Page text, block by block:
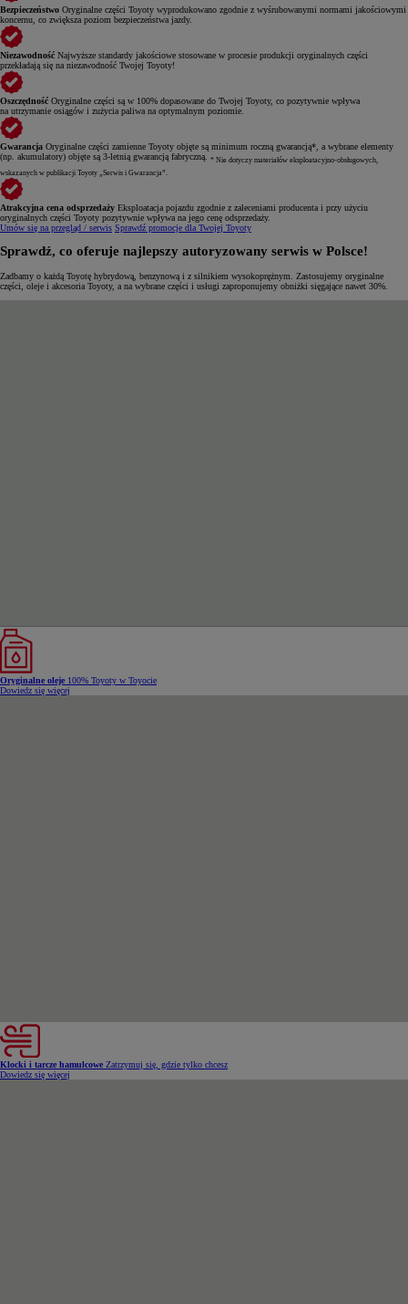
Bezpieczeństwo Oryginalne części Toyoty wyprodukowano zgodnie z wyśrubowanymi normami jakościowymi
koncernu, co zwiększa poziom bezpieczeństwa jazdy.
Niezawodność Najwyższe standardy jakościowe stosowane w procesie produkcji oryginalnych części
przekładają się na niezawodność Twojej Toyoty!
Oszczędność Oryginalne części są w 100% dopasowane do Twojej Toyoty, co pozytywnie wpływa
na utrzymanie osiągów i zużycia paliwa na optymalnym poziomie.
Gwarancja Oryginalne części zamienne Toyoty objęte są minimum roczną gwarancją*, a wybrane elementy
(np. akumulatory) objęte są 3-letnią gwarancją fabryczną.
* Nie dotyczy materiałów eksploatacyjno-obsługowych,
wskazanych w publikacji Toyoty „Serwis i Gwarancja”.
Atrakcyjna cena odsprzedaży Eksploatacja pojazdu zgodnie z zaleceniami producenta i przy użyciu
oryginalnych części Toyoty pozytywnie wpływa na jego cenę odsprzedaży.
Umów się na przegląd / serwis Sprawdź promocje dla Twojej Toyoty
Sprawdź, co oferuje najlepszy autoryzowany serwis w Polsce!
Zadbamy o każdą Toyotę hybrydową, benzynową i z silnikiem wysokoprężnym. Zastosujemy oryginalne
części, oleje i akcesoria Toyoty, a na wybrane części i usługi zaproponujemy obniżki sięgające nawet 30%.
Oryginalne oleje 100% Toyoty w Toyocie
Dowiedz się więcej
Klocki i tarcze hamulcowe Zatrzymuj się, gdzie tylko chcesz
Dowiedz się więcej